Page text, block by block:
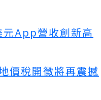
App營收創新高
價稅開徵將再震撼